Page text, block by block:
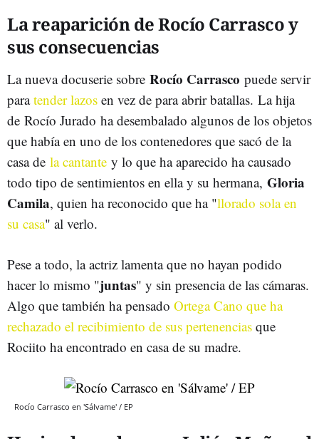
La reaparición de Rocío Carrasco y
sus consecuencias
La nueva docuserie sobre Rocío Carrasco puede servir
paratender lazos en vez de para abrir batallas. La hija
de Rocío Jurado ha desembalado algunos de los objetos
que había en uno de los contenedores que sacó de la
casa de la cantante y lo que ha aparecido ha causado
todo tipo de sentimientos en ella y su hermana, Gloria
Camila, quien ha reconocido que ha "llorado sola en
su casa" al verlo.
Pese a todo, la actriz lamenta que no hayan podido
hacer lo mismo "juntas" y sin presencia de las cámaras.
Algo que también ha pensado Ortega Cano que ha
rechazado el recibimiento de sus pertenencias que
Rociito ha encontrado en casa de su madre.
Rocío Carrasco en 'Sálvame' / EP